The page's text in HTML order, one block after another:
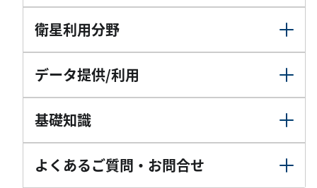
衛星利用分野
データ提供/利用
基礎知識
よくあるご質問・お問合せ